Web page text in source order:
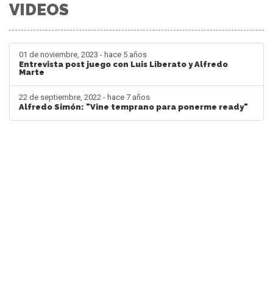
VIDEOS
01 de noviembre, 2023 - hace 5 años
Entrevista post juego con Luis Liberato y Alfredo
Marte
22 de septiembre, 2022 - hace 7 años
Alfredo Simón: "Vine temprano para ponerme ready"